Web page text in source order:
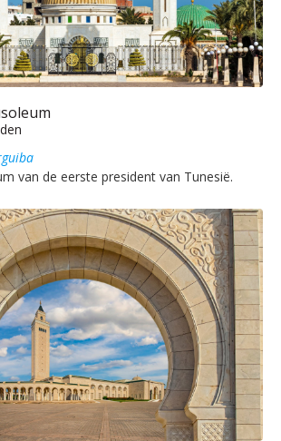
van de eerste president van Tunesië.